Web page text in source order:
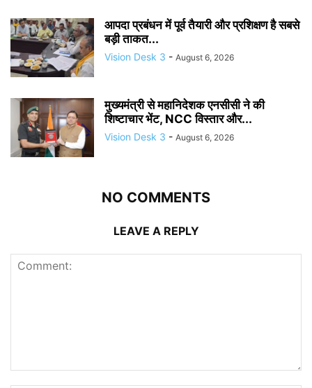
आपदा प्रबंधन में पूर्व तैयारी और प्रशिक्षण है सबसे
बड़ी ताकत...
Vision Desk 3 - August 6, 2026
मुख्यमंत्री से महानिदेशक एनसीसी ने की
शिष्टाचार भेंट, NCC विस्तार और...
Vision Desk 3 - August 6, 2026
NO COMMENTS
LEAVE A REPLY